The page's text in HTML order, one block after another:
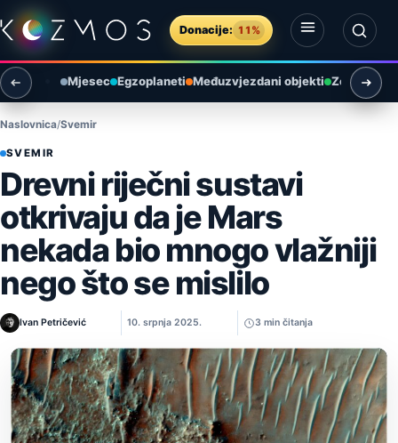
Preskoči na sadržaj
Donacije: 11%
Otvori izbornik
Otvori pretragu
Mjesec Egzoplaneti Međuzvjezdani objekti Zemlja i
Naslovnica Svemir
SVEMIR
Drevni riječni sustavi
otkrivaju da je Mars
nekada bio mnogo vlažniji
nego što se mislilo
Ivan Petričević 10. srpnja 2025. 3 min čitanja